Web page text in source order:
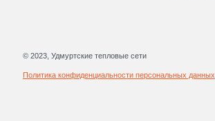
© 2023, Удмуртские тепловые сети
Политика конфиденциальности персональных данных